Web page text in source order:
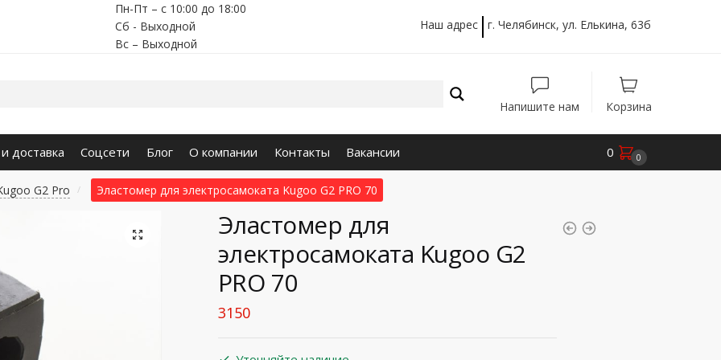
Пн-Пт – с 10:00 до 18:00
Сб - Выходной
Вс – Выходной
Наш адрес г. Челябинск, ул. Елькина, 63б
Напишите нам Корзина
доставка Соцсети Блог О компании Контакты Вакансии 0 0
G2 Pro / Эластомер для электросамоката Kugoo G2 PRO 70
🔍
Эластомер для
электросамоката Kugoo G2
PRO 70
3150